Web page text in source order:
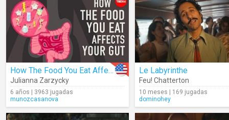
How The Food You Eat Affects Your Gut
Julianna Zarzycky
6 años | 3963 jugadas
munozcasanova
Le Labyrinthe
Feu! Chatterton
10 meses | 169 jugadas
dominohey